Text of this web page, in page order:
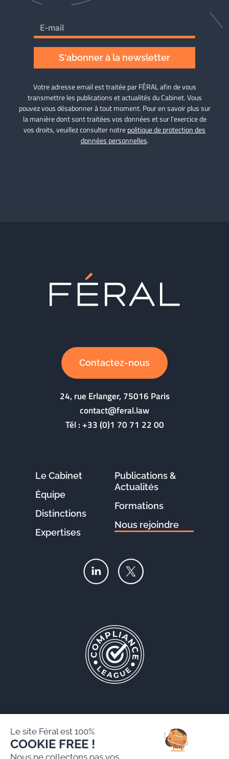
S'abonner à la newsletter
Votre adresse email est traitée par FÉRAL afin de vous
transmettre les publications et actualités du Cabinet. Vous
pouvez vous désabonner à tout moment. Pour en savoir plus sur
la manière dont sont traitées vos données et sur l’exercice de
vos droits, veuillez consulter notrepolitique de protection des
données personnelles.
Contactez-nous
24, rue Erlanger, 75016 Paris
contact@feral.law
Tél :+33 (0)1 70 71 22 00
Le Cabinet
Équipe
Distinctions
Expertises
Publications &
Actualités
Formations
Nous rejoindre
Le site Féral est 100%
COOKIE FREE !
Nous ne collectons pas vos